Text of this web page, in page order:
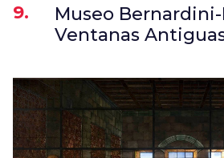
9.
Museo
Ventanas